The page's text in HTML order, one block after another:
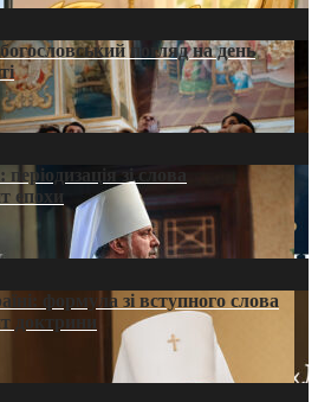
погляд на день
періодизація зі слова
епохи
формула зі вступного слова
доктрини